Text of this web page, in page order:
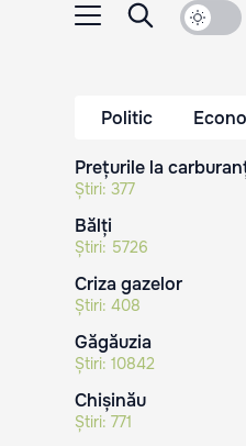
Politic
Prețurile la
Știri: 377
Bălți
Știri: 5726
Criza gazelor
Știri: 408
Găgăuzia
Știri: 10842
Chișinău
Știri: 771